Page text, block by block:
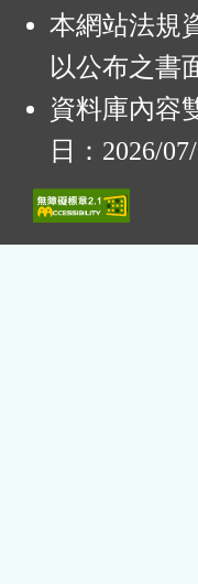
本網站法規
以公布之書
資料庫內容
日：2026/